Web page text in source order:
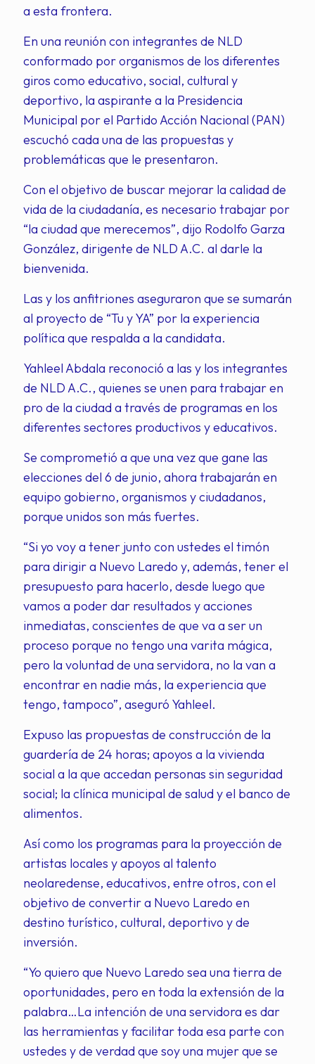
a esta frontera.
En una reunión con integrantes de NLD
conformado por organismos de los diferentes
giros como educativo, social, cultural y
deportivo, la aspirante a la Presidencia
Municipal por el Partido Acción Nacional (PAN)
escuchó cada una de las propuestas y
problemáticas que le presentaron.
Con el objetivo de buscar mejorar la calidad de
vida de la ciudadanía, es necesario trabajar por
“la ciudad que merecemos”, dijo Rodolfo Garza
González, dirigente de NLD A.C. al darle la
bienvenida.
Las y los anfitriones aseguraron que se sumarán
al proyecto de “Tu y YA” por la experiencia
política que respalda a la candidata.
Yahleel Abdala reconoció a las y los integrantes
de NLD A.C., quienes se unen para trabajar en
pro de la ciudad a través de programas en los
diferentes sectores productivos y educativos.
Se comprometió a que una vez que gane las
elecciones del 6 de junio, ahora trabajarán en
equipo gobierno, organismos y ciudadanos,
porque unidos son más fuertes.
“Si yo voy a tener junto con ustedes el timón
para dirigir a Nuevo Laredo y, además, tener el
presupuesto para hacerlo, desde luego que
vamos a poder dar resultados y acciones
inmediatas, conscientes de que va a ser un
proceso porque no tengo una varita mágica,
pero la voluntad de una servidora, no la van a
encontrar en nadie más, la experiencia que
tengo, tampoco”, aseguró Yahleel.
Expuso las propuestas de construcción de la
guardería de 24 horas; apoyos a la vivienda
social a la que accedan personas sin seguridad
social; la clínica municipal de salud y el banco de
alimentos.
Así como los programas para la proyección de
artistas locales y apoyos al talento
neolaredense, educativos, entre otros, con el
objetivo de convertir a Nuevo Laredo en
destino turístico, cultural, deportivo y de
inversión.
“Yo quiero que Nuevo Laredo sea una tierra de
oportunidades, pero en toda la extensión de la
palabra…La intención de una servidora es dar
las herramientas y facilitar toda esa parte con
ustedes y de verdad que soy una mujer que se